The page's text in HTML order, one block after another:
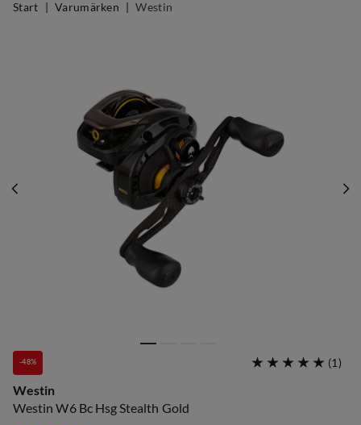
Start Varumärken Westin
-48% (1)
Westin
Westin W6 Bc Hsg Stealth Gold